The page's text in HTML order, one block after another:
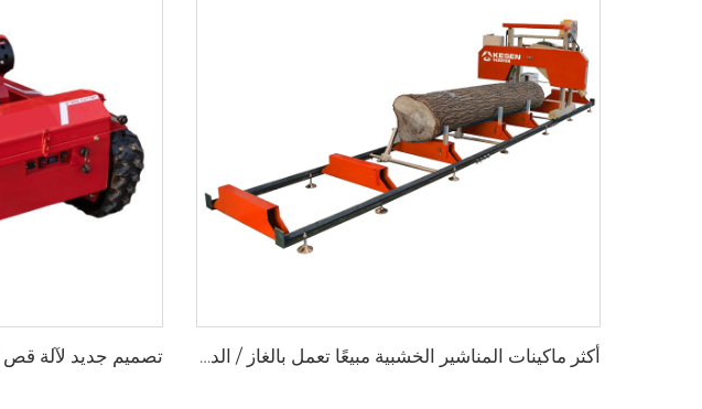
أكثر ماكينات المناشير الخشبية مبيعًا تعمل بالغاز / الديزل / الكهرباء، منشار محمول على عجلات ومنشار باند أفقي